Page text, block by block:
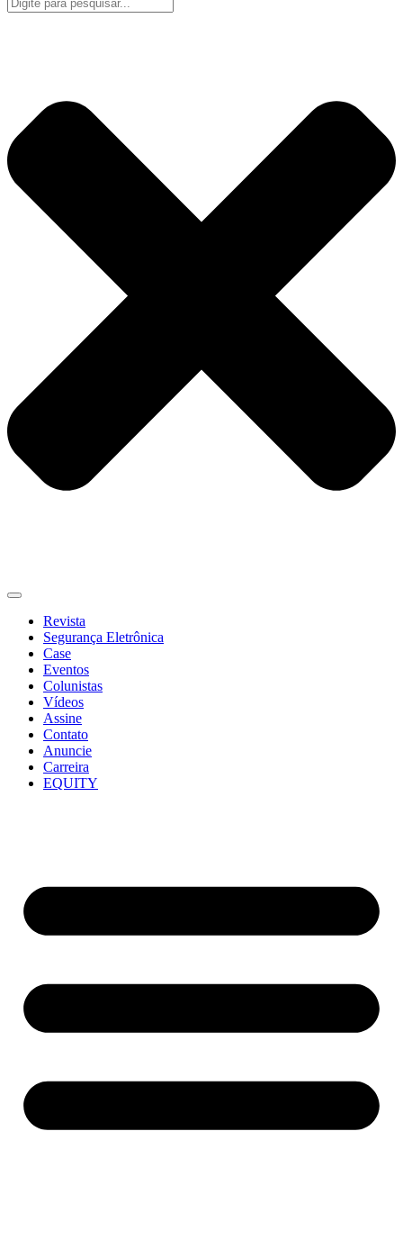
Revista
Segurança Eletrônica
Case
Eventos
Colunistas
Vídeos
Assine
Contato
Anuncie
Carreira
EQUITY